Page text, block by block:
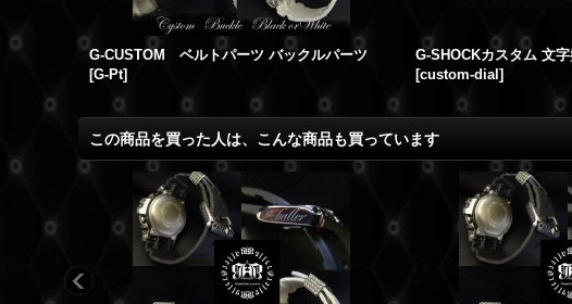
G-CUSTOM ベルトパーツ バックルパーツ
[G-Pt]
[custom-dial ]
この商品を買った人は、こんな商品も買っています